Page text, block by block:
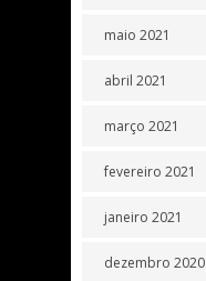
maio 2021
abril 2021
março 2021
fevereiro 2021
janeiro 2021
dezembro 2020